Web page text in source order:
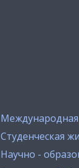
Международная
Студенческая
Научно -